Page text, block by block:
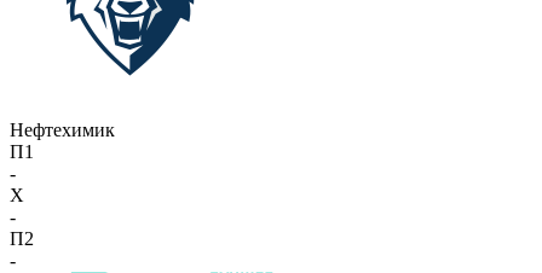
Нефтехимик
П1
-
X
-
П2
-